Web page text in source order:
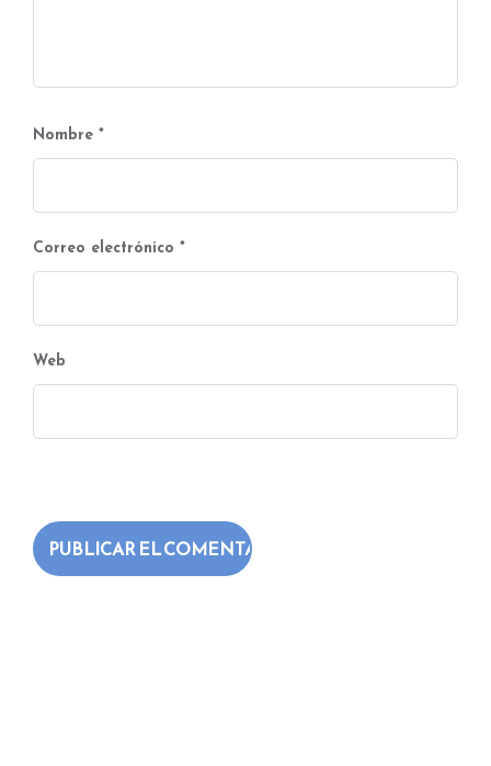
Nombre *
Correo electrónico *
Web